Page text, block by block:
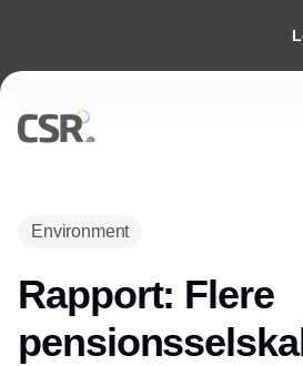
Environment
Rapport: Flere